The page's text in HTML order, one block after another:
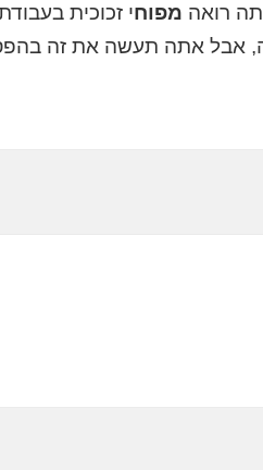
רואה מפוחי זכוכית
אבל אתה תעשה את זה